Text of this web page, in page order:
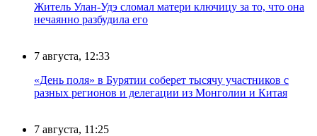
Житель Улан-Удэ сломал матери ключицу за то, что она
нечаянно разбудила его
7 августа, 12:33
«День поля» в Бурятии соберет тысячу участников с
разных регионов и делегации из Монголии и Китая
7 августа, 11:25